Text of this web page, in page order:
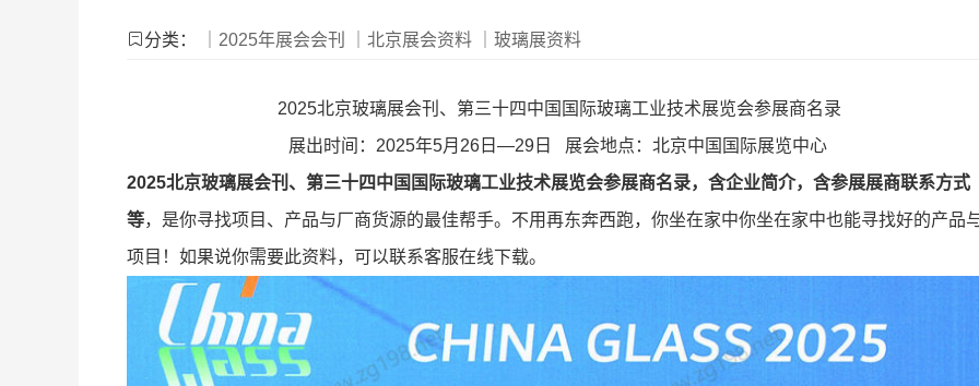
分类： ｜2025年展会会刊 ｜北京展会资料 ｜玻璃展资料
2025北京玻璃展会刊、第三十四中国国际玻璃工业技术展览会参展商名录
展出时间：2025年5月26日—29日 展会地点：北京中国国际展览中心
2025北京玻璃展会刊、第三十四中国国际玻璃工业技术展览会参展商名录，含企业简介，含参展展商联系方式
等，是你寻找项目、产品与厂商货源的最佳帮手。不用再东奔西跑，你坐在家中你坐在家中也能寻找好的产品
项目！如果说你需要此资料，可以联系客服在线下载。